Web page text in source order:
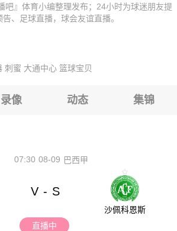
球会友谊】 阿尔达VS比达耶路撒冷
球会友谊】 阿尔达VS比达耶路撒冷
球会友谊】 阿尔达VS比达耶路撒冷
』体育小编整理发布；24小时为球迷朋友提
、足球直播，球会友谊直播。
刺蜜 大通中心 篮球宝贝
录像 动态 集锦
08-09
07:30 巴西甲
V - S
沙佩科恩斯
直播中